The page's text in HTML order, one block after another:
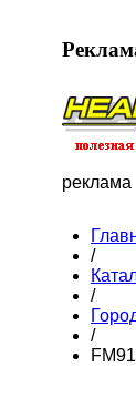
реклама
/
/
/